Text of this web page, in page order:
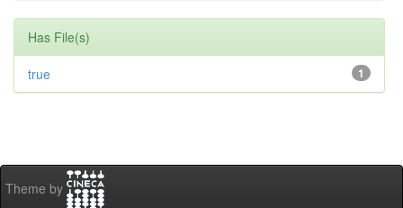
Has File(s)
1
true
Theme by